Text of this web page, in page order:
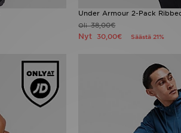
Under Armour 2-Pack
Oli38,00€
Nyt 30,00€ Säästä 21%